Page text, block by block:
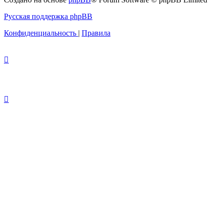
Русская поддержка phpBB
Конфиденциальность | Правила